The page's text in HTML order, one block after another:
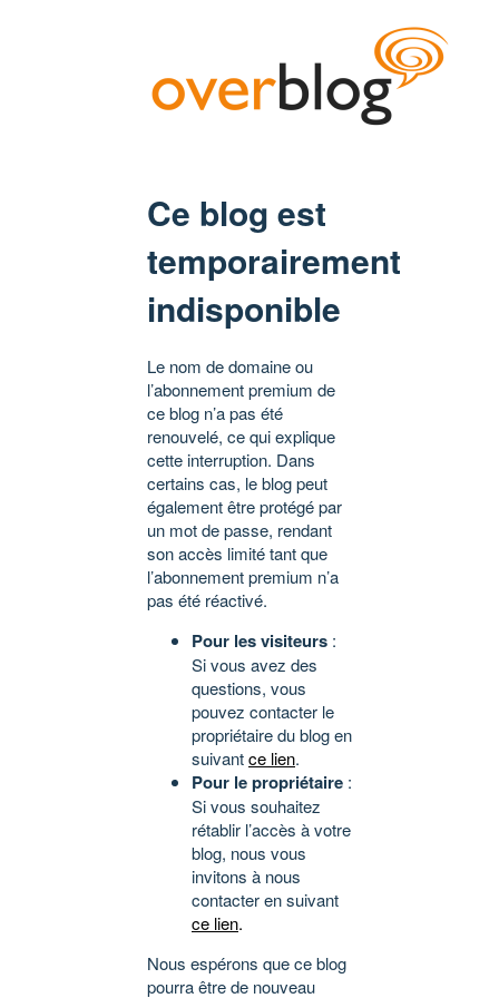
Ce blog est
temporairement
indisponible
Le nom de domaine ou
l’abonnement premium de
ce blog n’a pas été
renouvelé, ce qui explique
cette interruption. Dans
certains cas, le blog peut
également être protégé par
un mot de passe, rendant
son accès limité tant que
l’abonnement premium n’a
pas été réactivé.
Pour les visiteurs :
Si vous avez des
questions, vous
pouvez contacter le
propriétaire du blog en
suivantce lien.
Pour le propriétaire :
Si vous souhaitez
rétablir l’accès à votre
blog, nous vous
invitons à nous
contacter en suivant
ce lien.
Nous espérons que ce blog
pourra être de nouveau